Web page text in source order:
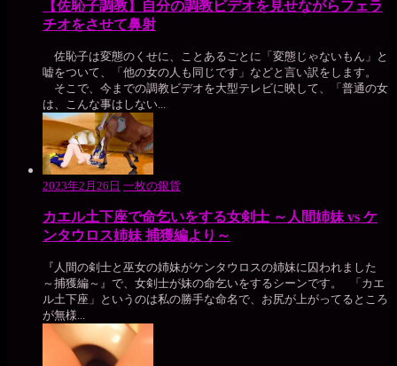
【佐恥子調教】自分の調教ビデオを見せながらフェラ
チオをさせて鼻射
佐恥子は変態のくせに、ことあるごとに「変態じゃないもん」と
嘘をついて、「他の女の人も同じです」などと言い訳をします。
そこで、今までの調教ビデオを大型テレビに映して、「普通の女
は、こんな事はしない...
2023年2月26日 一枚の銀貨
カエル土下座で命乞いをする女剣士 ～人間姉妹 vs ケ
ンタウロス姉妹 捕獲編より～
『人間の剣士と巫女の姉妹がケンタウロスの姉妹に囚われました
～捕獲編～』で、女剣士が妹の命乞いをするシーンです。 「カエ
ル土下座」というのは私の勝手な命名で、お尻が上がってるところ
が無様...